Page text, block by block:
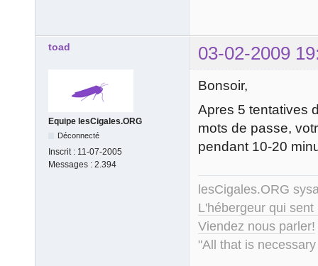
toad 03-02-2009
Equipe lesCigales.ORG
Déconnecté
Inscrit : 11-07-2005
Messages : 2.394
Bonsoir,
Apres 5 tentatives
mots de passe,
pendant 10-20
lesCigales.ORG
L'hébergeur qui
Viendez nous parler!
"All that is